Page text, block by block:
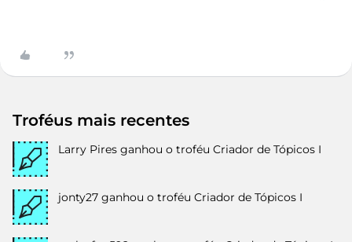
Troféus mais recentes
Larry Pires ganhou o troféu Criador de Tópicos I
jonty27 ganhou o troféu Criador de Tópicos I